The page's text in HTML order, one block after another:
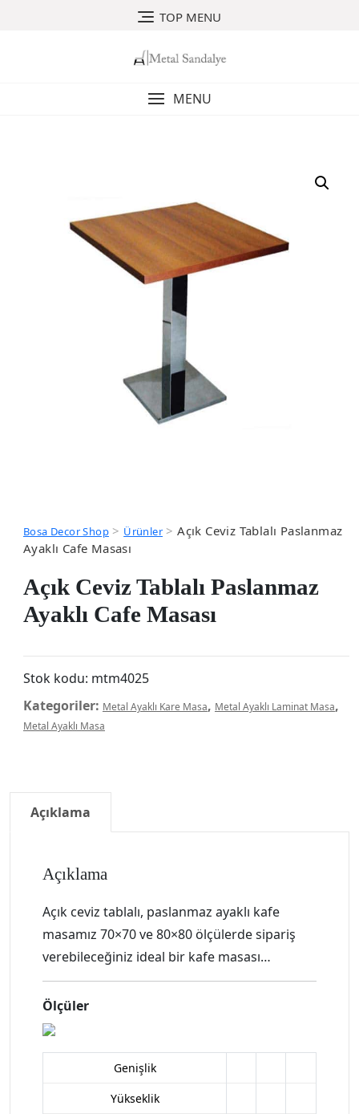
TOP MENU
MENU
Bosa Decor Shop> Ürünler>Açık Ceviz Tablalı Paslanmaz
Ayaklı Cafe Masası
Açık Ceviz Tablalı Paslanmaz
Ayaklı Cafe Masası
Stok kodu: mtm4025
Kategoriler: Metal Ayaklı Kare Masa, Metal Ayaklı Laminat Masa,
Metal Ayaklı Masa
Açıklama
Açıklama
Açık ceviz tablalı, paslanmaz ayaklı kafe
masamız 70×70 ve 80×80 ölçülerde sipariş
verebileceğiniz ideal bir kafe masası…
Ölçüler
Genişlik
Yükseklik